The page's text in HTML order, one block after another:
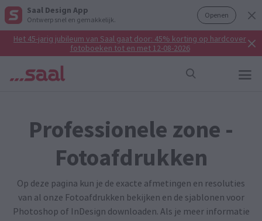
Saal Design App
Ontwerp snel en gemakkelijk. Openen
Het 45-jarig jubileum van Saal gaat door: 45% korting op hardcover
fotoboeken tot en met 12-08-2026
Professionele zone -
Fotoafdrukken
Op deze pagina kun je de exacte afmetingen en resoluties
van al onze Fotoafdrukken bekijken en de sjablonen voor
Photoshop of InDesign downloaden. Als je meer informatie